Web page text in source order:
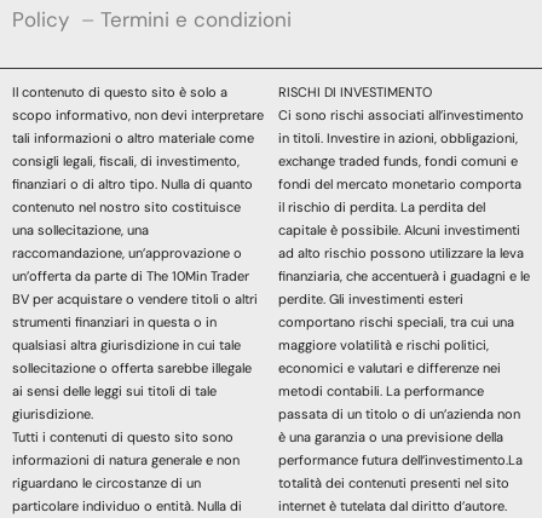
Policy – Termini e condizioni
Il contenuto di questo sito è solo a
scopo informativo, non devi interpretare
tali informazioni o altro materiale come
consigli legali, fiscali, di investimento,
finanziari o di altro tipo. Nulla di quanto
contenuto nel nostro sito costituisce
una sollecitazione, una
raccomandazione, un’approvazione o
un’offerta da parte di The 10Min Trader
BV per acquistare o vendere titoli o altri
strumenti finanziari in questa o in
qualsiasi altra giurisdizione in cui tale
sollecitazione o offerta sarebbe illegale
ai sensi delle leggi sui titoli di tale
giurisdizione.
Tutti i contenuti di questo sito sono
informazioni di natura generale e non
riguardano le circostanze di un
particolare individuo o entità. Nulla di
RISCHI DI INVESTIMENTO
Ci sono rischi associati all’investimento
in titoli. Investire in azioni, obbligazioni,
exchange traded funds, fondi comuni e
fondi del mercato monetario comporta
il rischio di perdita. La perdita del
capitale è possibile. Alcuni investimenti
ad alto rischio possono utilizzare la leva
finanziaria, che accentuerà i guadagni e le
perdite. Gli investimenti esteri
comportano rischi speciali, tra cui una
maggiore volatilità e rischi politici,
economici e valutari e differenze nei
metodi contabili. La performance
passata di un titolo o di un’azienda non
è una garanzia o una previsione della
performance futura dell’investimento.La
totalità dei contenuti presenti nel sito
internet è tutelata dal diritto d’autore.